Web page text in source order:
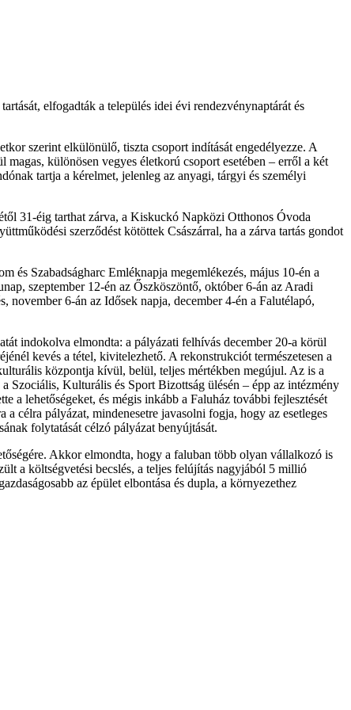
elfogadták a település idei évi rendezvénynaptárát és
szerint elkülönülő, tiszta csoport indítását engedélyezze. A
különösen vegyes életkorú csoport esetében – erről a két
tartja a kérelmet, jelenleg az anyagi, tárgyi és személyi
31-éig tarthat zárva, a Kiskuckó Napközi Otthonos Óvoda
szerződést kötöttek Császárral, ha a zárva tartás gondot
és Szabadságharc Emléknapja megemlékezés, május 10-én a
szeptember 12-én az Őszköszöntő, október 6-án az Aradi
november 6-án az Idősek napja, december 4-én a Falutélapó,
indokolva elmondta: a pályázati felhívás december 20-a körül
kevés a tétel, kivitelezhető. A rekonstrukciót természetesen a
központja kívül, belül, teljes mértékben megújul. Az is a
Szociális, Kulturális és Sport Bizottság ülésén – épp az intézmény
a lehetőségeket, és mégis inkább a Faluház további fejlesztését
célra pályázat, mindenesetre javasolni fogja, hogy az esetleges
folytatását célzó pályázat benyújtását.
Akkor elmondta, hogy a faluban több olyan vállalkozó is
a költségvetési becslés, a teljes felújítás nagyjából 5 millió
az épület elbontása és dupla, a környezethez